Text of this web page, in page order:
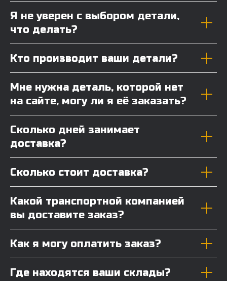
Я не уверен с выбором детали,
что делать?
Кто производит ваши детали?
Мне нужна деталь, которой нет
на сайте, могу ли я её заказать?
Сколько дней занимает
доставка?
Сколько стоит доставка?
Какой транспортной компанией
вы доставите заказ?
Как я могу оплатить заказ?
Где находятся ваши склады?